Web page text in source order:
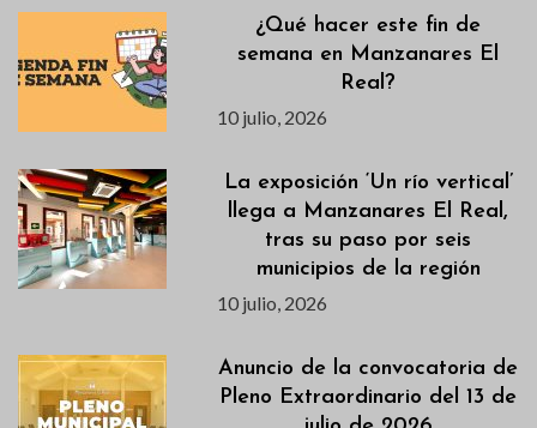
¿Qué hacer este fin de
semana en Manzanares El
Real?
10 julio, 2026
La exposición ‘Un río vertical’
llega a Manzanares El Real,
tras su paso por seis
municipios de la región
10 julio, 2026
Anuncio de la convocatoria de
Pleno Extraordinario del 13 de